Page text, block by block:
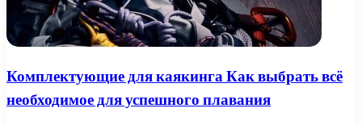
Комплектующие для каякинга Как выбрать всё
необходимое для успешного плавания